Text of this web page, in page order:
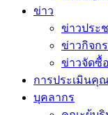
ข่าว
ข่าวประ
ข่าวกิจก
ข่าวจัดซื้
การประเมินคุ
บุคลากร